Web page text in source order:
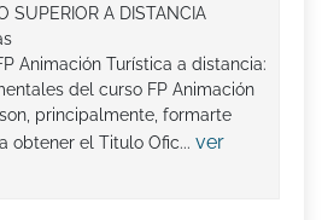
SUPERIOR A DISTANCIA
Animación Turística a distancia:
del curso FP Animación
principalmente, formarte
obtener el Titulo Ofic... ver